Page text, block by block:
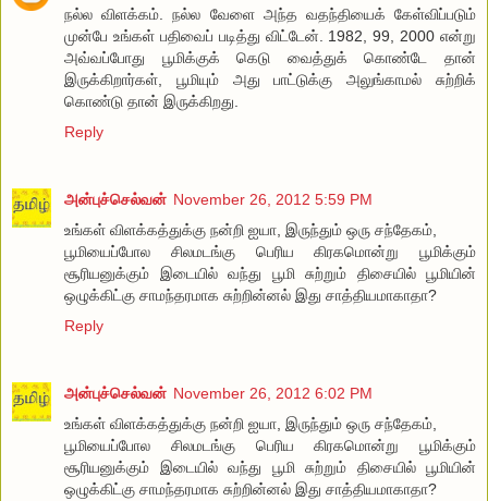
நல்ல விளக்கம். நல்ல வேளை அந்த வதந்தியைக் கேள்விப்படும்
முன்பே உங்கள் பதிவைப் படித்து விட்டேன். 1982, 99, 2000 என்று
அவ்வப்போது பூமிக்குக் கெடு வைத்துக் கொண்டே தான்
இருக்கிறார்கள், பூமியும் அது பாட்டுக்கு அலுங்காமல் சுற்றிக்
கொண்டு தான் இருக்கிறது.
Reply
அன்புச்செல்வன் November 26, 2012 5:59 PM
உங்கள் விளக்கத்துக்கு நன்றி ஐயா, இருந்தும் ஒரு சந்தேகம்,
பூமியைப்போல சிலமடங்கு பெரிய கிரகமொன்று பூமிக்கும்
சூரியனுக்கும் இடையில் வந்து பூமி சுற்றும் திசையில் பூமியின்
ஒழுக்கிட்கு சாமந்தரமாக சுற்றின்னல் இது சாத்தியமாகாதா?
Reply
அன்புச்செல்வன் November 26, 2012 6:02 PM
உங்கள் விளக்கத்துக்கு நன்றி ஐயா, இருந்தும் ஒரு சந்தேகம்,
பூமியைப்போல சிலமடங்கு பெரிய கிரகமொன்று பூமிக்கும்
சூரியனுக்கும் இடையில் வந்து பூமி சுற்றும் திசையில் பூமியின்
ஒழுக்கிட்கு சாமந்தரமாக சுற்றின்னல் இது சாத்தியமாகாதா?